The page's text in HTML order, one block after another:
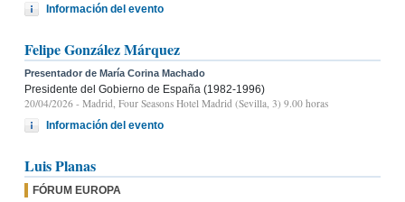
Información del evento
Felipe González Márquez
Presentador de María Corina Machado
Presidente del Gobierno de España (1982-1996)
20/04/2026 - Madrid, Four Seasons Hotel Madrid (Sevilla, 3) 9.00 horas
Información del evento
Luis Planas
FÓRUM EUROPA